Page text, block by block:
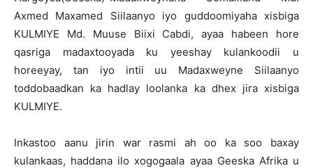
Axmed Maxamed Siilaanyo iyo guddoomiyaha xisbiga
KULMIYE Md. Muuse Biixi Cabdi, ayaa habeen hore
qasriga madaxtooyada ku yeeshay kulankoodii u
horeeyay, tan iyo intii uu Madaxweyne Siilaanyo
toddobaadkan ka hadlay loolanka ka dhex jira xisbiga
KULMIYE.
Inkastoo aanu jirin war rasmi ah oo ka soo baxay
kulankaas, haddana ilo xogogaala ayaa Geeska Afrika u